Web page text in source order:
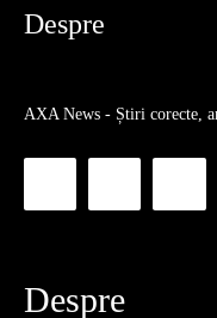
Despre
AXA News - Știri corecte,
Despre